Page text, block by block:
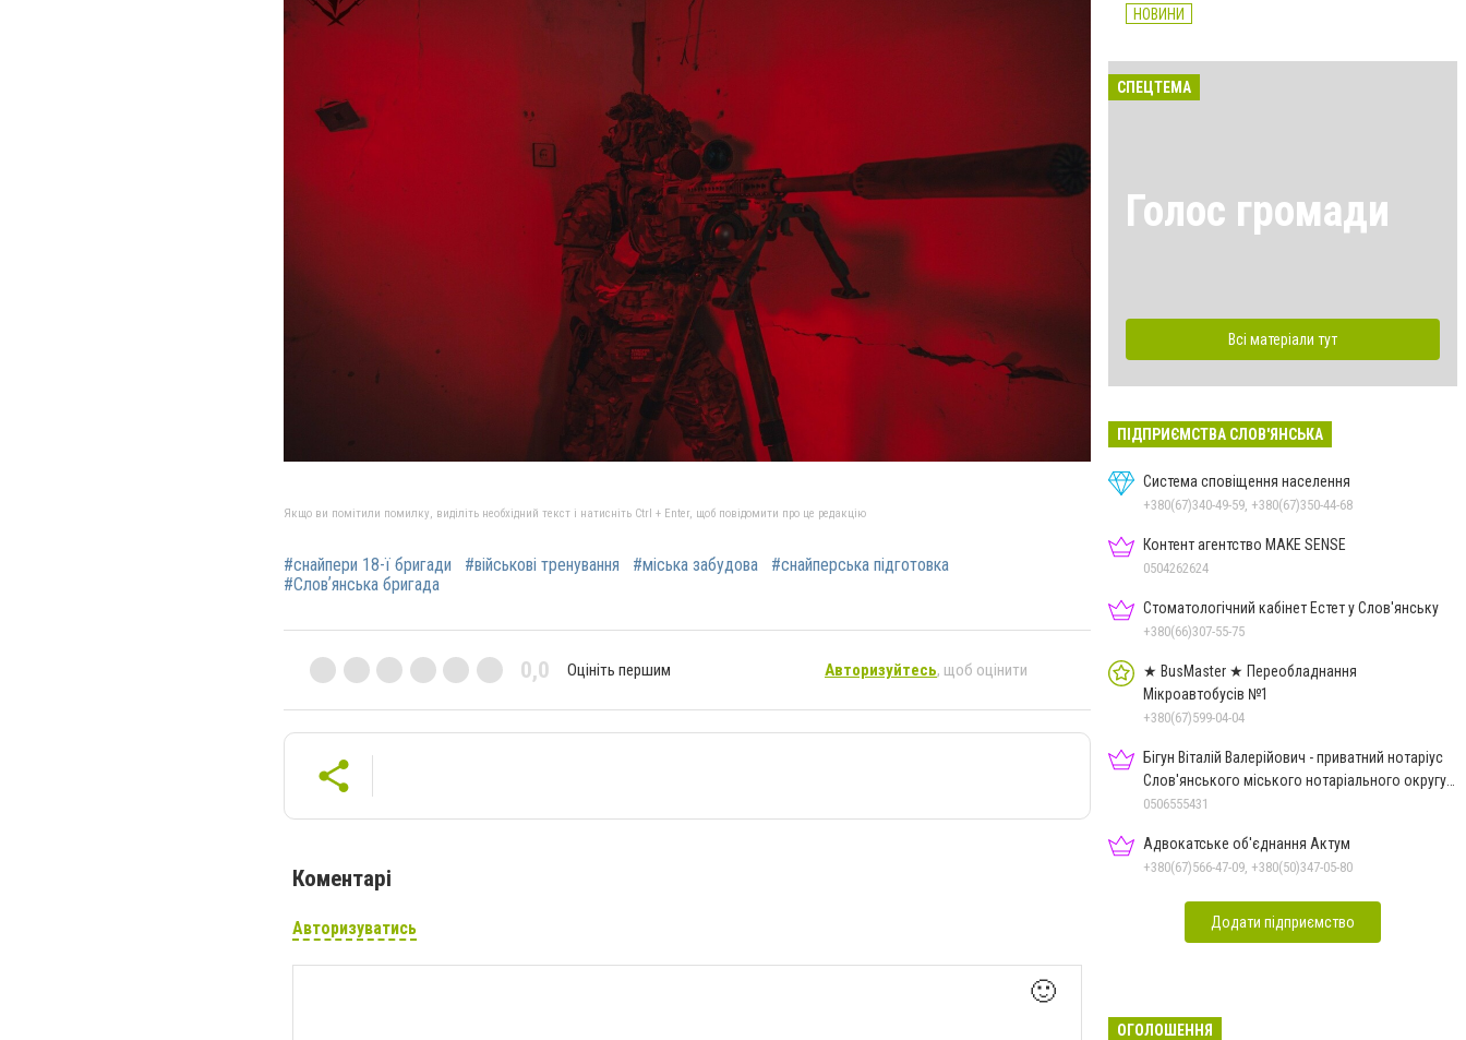
Якщо ви помітили помилку, виділіть необхідний текст і натисніть Ctrl + Enter, щоб повідомити про це редакцію
#снайпери 18-ї бригади #військові тренування #міська забудова
#снайперська підготовка
#Словʼянська бригада
0,0 Оцініть першим Авторизуйтесь, щоб оцінити
Коментарі
Авторизуватись
🙂
НОВИНИ
СПЕЦТЕМА
Голос громади
Всі матеріали тут
ПІДПРИЄМСТВА СЛОВ'ЯНСЬКА
Система сповіщення населення
+380(67)340-49-59, +380(67)350-44-68
Контент агентство MAKE SENSE
0504262624
Стоматологічний кабінет Естет у Слов'янську
+380(66)307-55-75
★ BusMaster ★ Переобладнання
Мікроавтобусів №1
+380(67)599-04-04
Бігун Віталій Валерійович - приватний нотаріус
Слов'янського міського нотаріального округу
Дон.обл.
0506555431
Адвокатське об'єднання Актум
+380(67)566-47-09, +380(50)347-05-80
Додати підприємство
ОГОЛОШЕННЯ